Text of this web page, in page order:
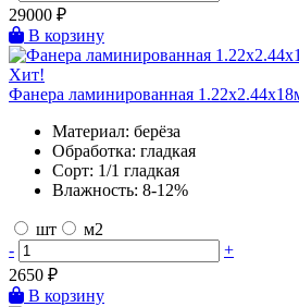
29000 ₽
В корзину
Хит!
Фанера ламинированная
Материал: берёза
Обработка: гладкая
Сорт: 1/1 гладкая
Влажность: 8-12%
шт
м2
-
+
2650 ₽
В корзину